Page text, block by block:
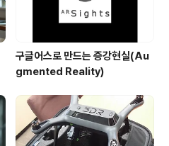
구글어스로 만드는 증강현실(Au
gmented Reality)